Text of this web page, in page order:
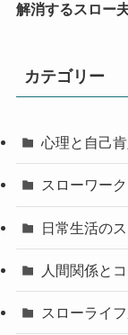
解消するスロー
カテゴリー
心理と自己
スローワー
日常生活の
人間関係と
スローライ